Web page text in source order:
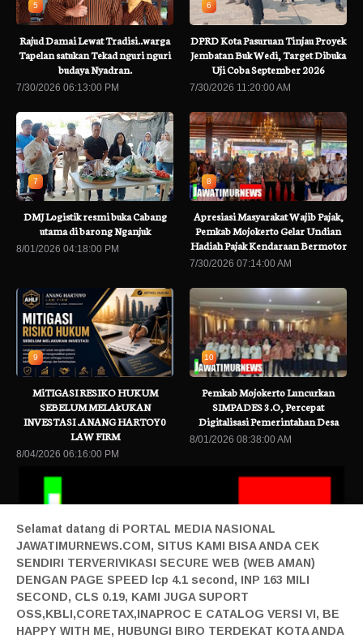
5
Rajud Damai Lewat Tradisi..warga
Tapelan satukan Tekad nguri nguri
budaya Nyadran.
7/30/2026 06:13:00 PM
6
DPRD Kota Pasuruan Tinjau Proyek
Jembatan Buk Wedi, Target Dibuka
Uji Coba September 2026
7/30/2026 11:20:00 AM
7
DMJ Logistik resmi buka Cabang
utama di barong Nganjuk
8/01/2026 04:18:00 PM
8
Apresiasi Masyarakat Wajib Pajak,
Pemkab Mojokerto Gelar Undian
Hadiah Pajak Kendaraan Bermotor
7/30/2026 07:14:00 AM
9
MiTIGASI RESIKO HUKUM
SEBELUM MELAkUKAN
INVESTASI .ANANG HARTOY0
LAW FIRM
8/04/2026 06:16:00 PM
10
Pemkab Mojokerto Luncurkan
SIMPADES 3.O, Percepat
Digitalisasi Pemerintahan Desa
8/01/2026 08:38:00 AM
Hisense Siap Layani Konsumen 365 Hari, Tambah Jadwal
Home| Login| Privacy| Pedoman Siber| Contact| Tentang|
Produk|
Adv| Mitra| Staff Redaksi| Redaksi| | Design By Sonata
Selamat datang di PORTAL MEDIA NASIONAL
JAWATIMURNEWS.COM, SITUS KAMI BISA ANDA CEK
SENDIRI TERVERIVIKASI SECURE WEB (WEB AMAN)
DENGAN PAGE SPEED lcp 4.1 second, INP 163 MILI
SECOND, CLS 0.19, KAMI JUGA SUPORT
OSS,KBLI,CORETAX,INAPROC E CATALOG VERSI VI, BE
HAPPY WITH ME, HUBUNGI BIRO TERDEKAT KOTA ANDA